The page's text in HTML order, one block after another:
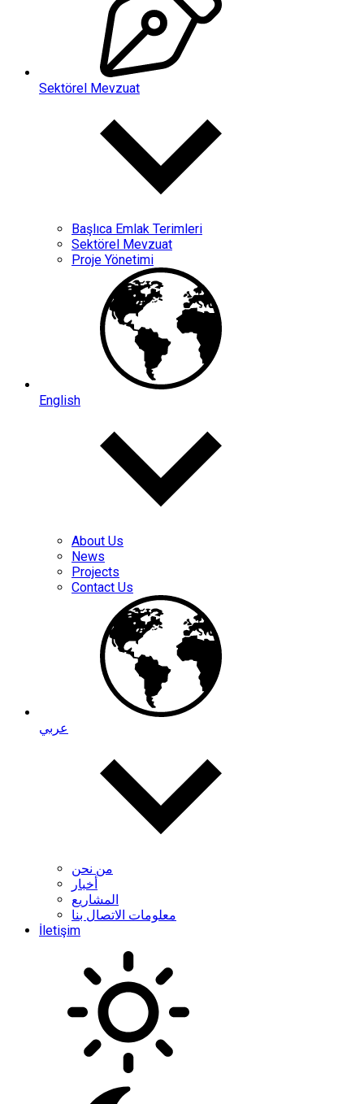
Sektörel Mevzuat
Başlıca Emlak Terimleri
Sektörel Mevzuat
Proje Yönetimi
English
About Us
News
Projects
Contact Us
عربي
من نحن
أخبار
المشاريع
معلومات الاتصال بنا
İletişim